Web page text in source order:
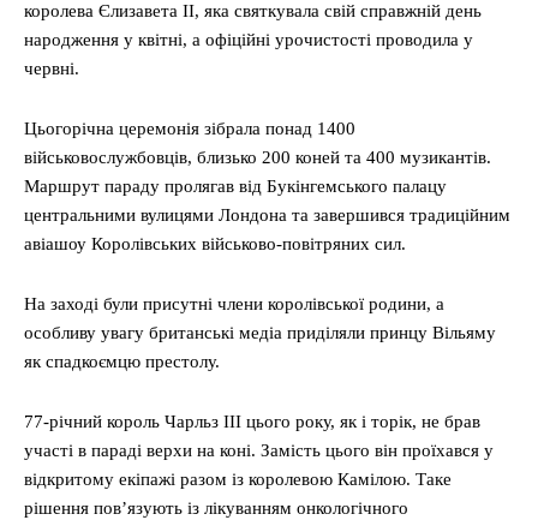
королева Єлизавета II, яка святкувала свій справжній день
народження у квітні, а офіційні урочистості проводила у
червні.
Цьогорічна церемонія зібрала понад 1400
військовослужбовців, близько 200 коней та 400 музикантів.
Маршрут параду пролягав від Букінгемського палацу
центральними вулицями Лондона та завершився традиційним
авіашоу Королівських військово-повітряних сил.
На заході були присутні члени королівської родини, а
особливу увагу британські медіа приділяли принцу Вільяму
як спадкоємцю престолу.
77-річний король Чарльз III цього року, як і торік, не брав
участі в параді верхи на коні. Замість цього він проїхався у
відкритому екіпажі разом із королевою Камілою. Таке
рішення пов’язують із лікуванням онкологічного